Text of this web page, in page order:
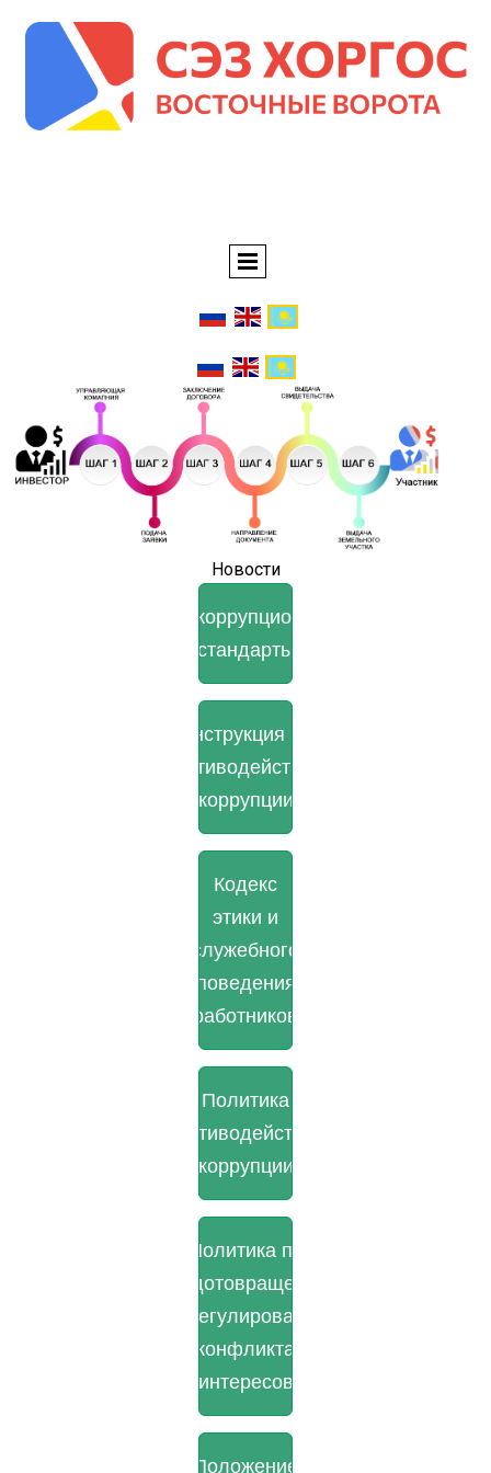
Новости
Антикоррупционные
стандарты
Инструкция по
противодействию
коррупции
Кодекс
этики и
служебного
поведения
работников
Политика
противодействия
коррупции
Политика по
предотовращению
и урегулированию
конфликта
интересов
Положение